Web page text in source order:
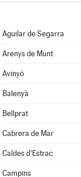
Aguilar de Segarra
Arenys de Munt
Avinyó
Balenyà
Bellprat
Cabrera de Mar
Caldes d'Estrac
Campins